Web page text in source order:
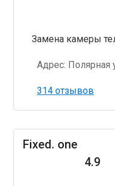
Замена камеры
Адрес: Полярная
314 отзывов
Fixed. one
4.9